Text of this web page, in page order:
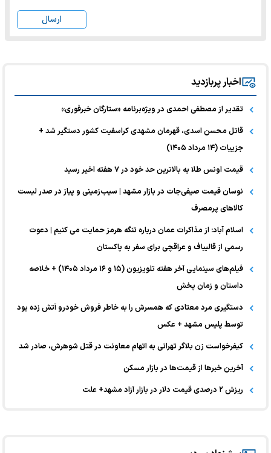
ارسال
اخبار پربازدید
تقدیر از مصطفی احمدی در ویژه‌برنامه «ستارگان خبرفوری»
قاتل محسن اسدی، قهرمان مشهدی کراسفیت کشور دستگیر شد +
جزییات (۱۴ مرداد ۱۴۰۵)
قیمت اونس طلا به بالاترین حد خود در ۷ هفته اخیر رسید
نوسان قیمت صیفی‌جات در بازار مشهد | سیب‌زمینی و پیاز در صدر لیست
کالا‌های پرمصرف
اسلام آباد: از مذاکرات عمان درباره تنگه هرمز حمایت می کنیم | دعوت
رسمی از قالیباف و عراقچی برای سفر به پاکستان
فیلم‌های سینمایی آخر هفته تلویزیون (۱۵ و ۱۶ مرداد ۱۴۰۵) + خلاصه
داستان و زمان پخش
دستگیری مرد معتادی که همسرش را به خاطر فروش خودرو آتش زده بود
توسط پلیس مشهد + عکس
کیفرخواست زن بلاگر تهرانی به اتهام معاونت در قتل شوهرش، صادر شد
آخرین خبر‌ها از قیمت‌ها در بازار مسکن
ریزش ۲ درصدی قیمت دلار در بازار آزاد مشهد+ علت